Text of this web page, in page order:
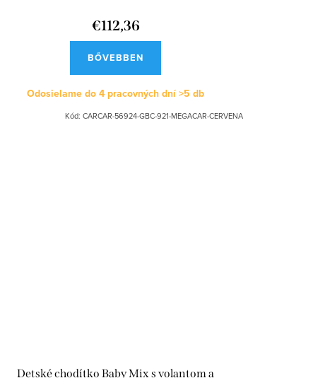
€112,36
BŐVEBBEN
Odosielame do 4 pracovných dní>5 db
Kód: CARCAR-56924-GBC-921-MEGACAR-CERVENA
Detské chodítko Baby Mix s volantom a